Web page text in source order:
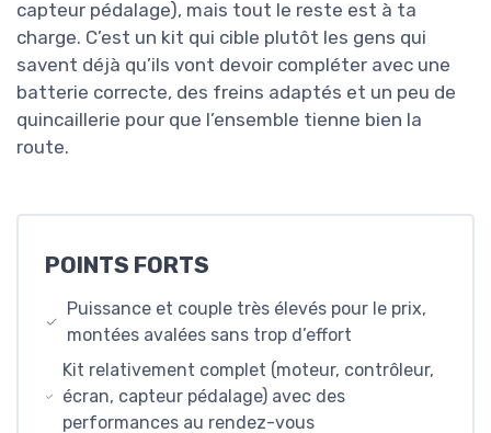
capteur pédalage), mais tout le reste est à ta
charge. C’est un kit qui cible plutôt les gens qui
savent déjà qu’ils vont devoir compléter avec une
batterie correcte, des freins adaptés et un peu de
quincaillerie pour que l’ensemble tienne bien la
route.
POINTS FORTS
Puissance et couple très élevés pour le prix,
montées avalées sans trop d’effort
Kit relativement complet (moteur, contrôleur,
écran, capteur pédalage) avec des
performances au rendez-vous